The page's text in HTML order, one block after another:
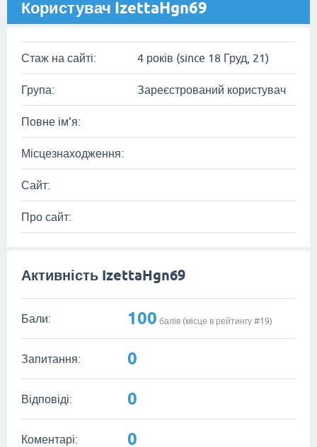
Користувач IzettaHgn69
Стаж на сайті: 4 років (since 18 Груд, 21)
Група: Зареєстрований користувач
Повне ім’я:
Місцезнаходження:
Сайт:
Про сайт:
Активність IzettaHgn69
Бали: 100 балів (місце в рейтингу #19)
Запитання: 0
Відповіді: 0
Коментарі: 0